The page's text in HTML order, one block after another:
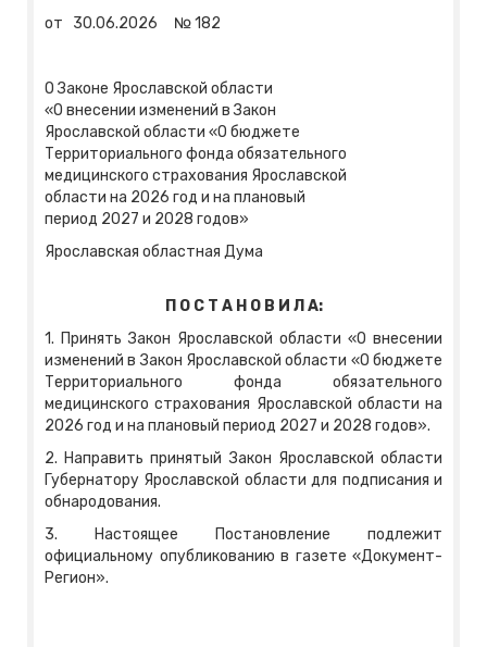
от 30.06.2026 №182
О Законе Ярославской области
«О внесении изменений в Закон
Ярославской области «О бюджете
Территориального фонда обязательного
медицинского страхования Ярославской
области на 2026 год и на плановый
период 2027 и 2028 годов»
Ярославская областная Дума
П О С Т А Н О В И Л А:
1. Принять Закон Ярославской области «О внесении
изменений в Закон Ярославской области «О бюджете
Территориального фонда обязательного
медицинского страхования Ярославской области на
2026 год и на плановый период 2027 и 2028 годов».
2. Направить принятый Закон Ярославской области
Губернатору Ярославской области для подписания и
обнародования.
3. Настоящее Постановление подлежит
официальному опубликованию в газете «Документ-
Регион».